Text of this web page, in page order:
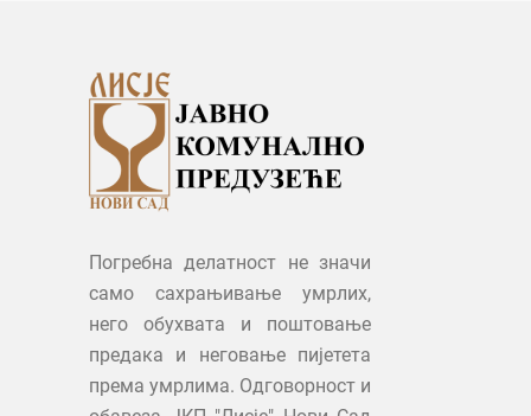
Погребна делатност не значи
само сахрањивање умрлих,
него обухвата и поштовање
предака и неговање пијетета
према умрлима. Одговорност и